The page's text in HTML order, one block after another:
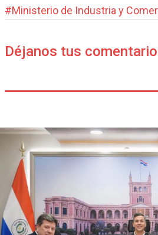
#Ministerio de Industria y
Déjanos tus